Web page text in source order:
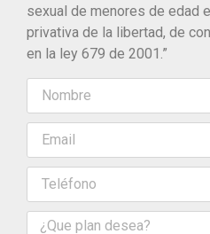
sexual de menores de edad
privativa de la libertad, de
en la ley 679 de 2001.”